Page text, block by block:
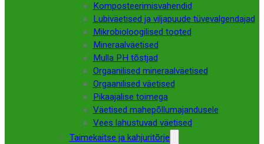
Komposteerimisvahendid
Lubiväetised ja viljapuude tüvevalgendajad
Mikrobioloogilised tooted
Mineraalväetised
Mulla PH tõstjad
Orgaanilised mineraalväetised
Orgaanilised väetised
Pikaajalise toimega
Väetised mahepõllumajandusele
Vees lahustuvad väetised
Taimekaitse ja kahjuritõrje